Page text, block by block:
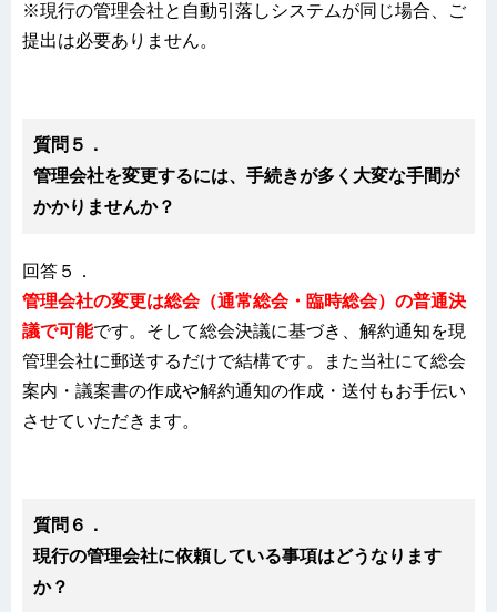
※現行の管理会社と自動引落しシステムが同じ場合、ご
提出は必要ありません。
質問５．
管理会社を変更するには、手続きが多く大変な手間が
かかりませんか？
回答５．
管理会社の変更は総会（通常総会・臨時総会）の普通決
議で可能です。そして総会決議に基づき、解約通知を現
管理会社に郵送するだけで結構です。また当社にて総会
案内・議案書の作成や解約通知の作成・送付もお手伝い
させていただきます。
質問６．
現行の管理会社に依頼している事項はどうなります
か？